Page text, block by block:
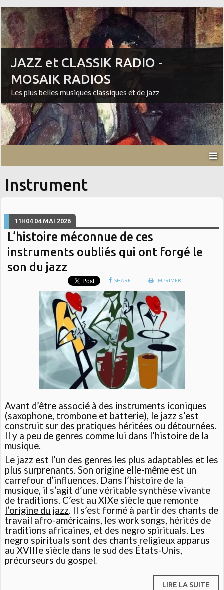
JAZZ et CLASSIK RADIO -
MOSAIK RADIOS
Les plus belles musiques classiques et de jazz
Instrument
11H04 04 MAI 2026
L’histoire méconnue de ces
instruments oubliés qui ont forgé le
son du jazz
SHARE IMPRIMER
Avant d’être associé à des instruments iconiques
(saxophone, trombone et batterie), le jazz s’est
construit sur des pratiques héritées ou détournées.
Il y a peu de genres comme lui dans l’histoire de la
musique.
Le jazz est l’un des genres les plus adaptables et les
plus surprenants. Son origine elle-même est un
carrefour d’influences. Dans l’histoire de la
musique, il s’agit d’une véritable synthèse vivante
de traditions. C’est au XIXe siècle que remonte
l’origine du jazz. Il s’est formé à partir des chants de
travail afro-américains, les work songs, hérités de
traditions africaines, et des negro spirituals. Les
negro spirituals sont des chants religieux apparus
au XVIIIe siècle dans le sud des États-Unis,
précurseurs du gospel.
LIRE LA SUITE